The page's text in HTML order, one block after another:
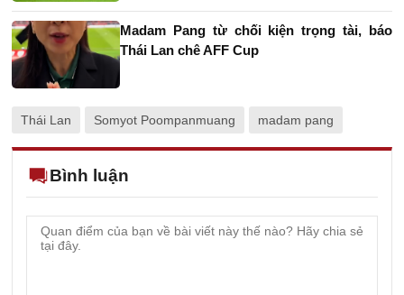
Madam Pang từ chối kiện trọng tài, báo
Thái Lan chê AFF Cup
Thái Lan Somyot Poompanmuang madam pang
Bình luận